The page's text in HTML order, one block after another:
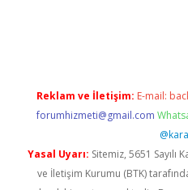
Reklam ve İletişim: E-mail:
forumhizmeti@gmail.com
Yasal Uyarı: Sitemiz, 5651 Sayılı
ve İletişim Kurumu (BTK)